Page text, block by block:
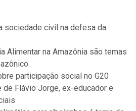
sociedade civil na defesa da
Alimentar na Amazônia são temas
participação social no G20
de Flávio Jorge, ex-educador e